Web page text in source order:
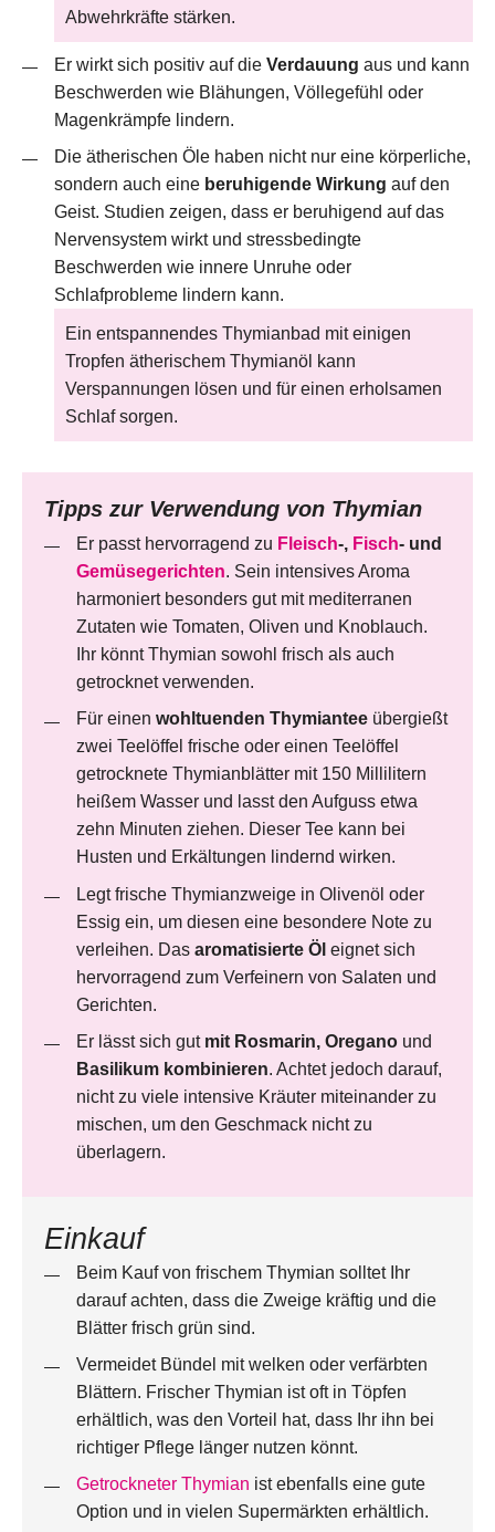
Abwehrkräfte stärken.
Er wirkt sich positiv auf die Verdauung aus und kann
Beschwerden wie Blähungen, Völlegefühl oder
Magenkrämpfe lindern.
Die ätherischen Öle haben nicht nur eine körperliche,
sondern auch eine beruhigende Wirkung auf den
Geist. Studien zeigen, dass er beruhigend auf das
Nervensystem wirkt und stressbedingte
Beschwerden wie innere Unruhe oder
Schlafprobleme lindern kann.
Ein entspannendes Thymianbad mit einigen
Tropfen ätherischem Thymianöl kann
Verspannungen lösen und für einen erholsamen
Schlaf sorgen.
Tipps zur Verwendung von Thymian
Er passt hervorragend zu Fleisch-, Fisch- und
Gemüsegerichten. Sein intensives Aroma
harmoniert besonders gut mit mediterranen
Zutaten wie Tomaten, Oliven und Knoblauch.
Ihr könnt Thymian sowohl frisch als auch
getrocknet verwenden.
Für einen wohltuenden Thymianteeübergießt
zwei Teelöffel frische oder einen Teelöffel
getrocknete Thymianblätter mit 150 Millilitern
heißem Wasser und lasst den Aufguss etwa
zehn Minuten ziehen. Dieser Tee kann bei
Husten und Erkältungen lindernd wirken.
Legt frische Thymianzweige in Olivenöl oder
Essig ein, um diesen eine besondere Note zu
verleihen. Das aromatisierte Öleignet sich
hervorragend zum Verfeinern von Salaten und
Gerichten.
Er lässt sich gut mit Rosmarin, Oregano und
Basilikum kombinieren. Achtet jedoch darauf,
nicht zu viele intensive Kräuter miteinander zu
mischen, um den Geschmack nicht zu
überlagern.
Einkauf
Beim Kauf von frischem Thymian solltet Ihr
darauf achten, dass die Zweige kräftig und die
Blätter frisch grün sind.
Vermeidet Bündel mit welken oder verfärbten
Blättern. Frischer Thymian ist oft in Töpfen
erhältlich, was den Vorteil hat, dass Ihr ihn bei
richtiger Pflege länger nutzen könnt.
Getrockneter Thymian ist ebenfalls eine gute
Option und in vielen Supermärkten erhältlich.